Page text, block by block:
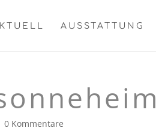
AUSSTATTUNG
0 Kommentare